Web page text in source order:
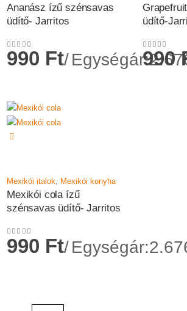
Ananász ízű szénsavas
üdítő- Jarritos
0az 5-ből
990 Ft
üdítő-
0az 5-ből
990
Mexikói italok, Mexikói konyha
Mexikói cola ízű
szénsavas üdítő- Jarritos
0az 5-ből
990 Ft